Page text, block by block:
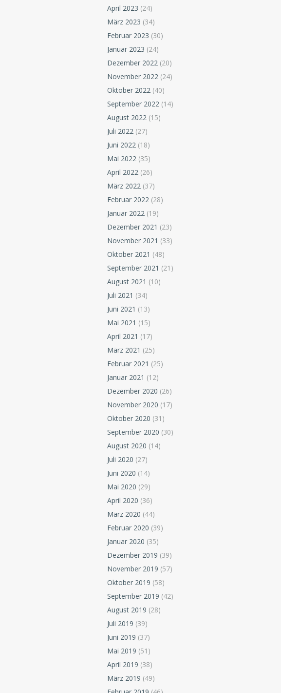
April 2023 (24)
März 2023 (34)
Februar 2023 (30)
Januar 2023 (24)
Dezember 2022 (20)
November 2022 (24)
Oktober 2022 (40)
September 2022 (14)
August 2022 (15)
Juli 2022 (27)
Juni 2022 (18)
Mai 2022 (35)
April 2022 (26)
März 2022 (37)
Februar 2022 (28)
Januar 2022 (19)
Dezember 2021 (23)
November 2021 (33)
Oktober 2021 (48)
September 2021 (21)
August 2021 (10)
Juli 2021 (34)
Juni 2021 (13)
Mai 2021 (15)
April 2021 (17)
März 2021 (25)
Februar 2021 (25)
Januar 2021 (12)
Dezember 2020 (26)
November 2020 (17)
Oktober 2020 (31)
September 2020 (30)
August 2020 (14)
Juli 2020 (27)
Juni 2020 (14)
Mai 2020 (29)
April 2020 (36)
März 2020 (44)
Februar 2020 (39)
Januar 2020 (35)
Dezember 2019 (39)
November 2019 (57)
Oktober 2019 (58)
September 2019 (42)
August 2019 (28)
Juli 2019 (39)
Juni 2019 (37)
Mai 2019 (51)
April 2019 (38)
März 2019 (49)